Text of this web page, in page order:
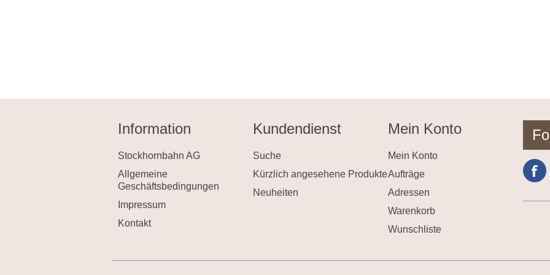
Information
Stockhornbahn AG
Allgemeine
Geschäftsbedingungen
Impressum
Kontakt
Kundendienst
Suche
Kürzlich angesehene Produkte
Neuheiten
Mein Konto
Mein Konto
Aufträge
Adressen
Warenkorb
Wunschliste